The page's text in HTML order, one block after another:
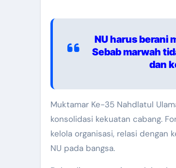
NU harus berani
Sebab marwah
dan
Muktamar Ke-35 Nahdlatul Ulama tidak boleh berhenti sebagai arena pergantian ketua umum dan
konsolidasi kekuatan cabang.
kelola organisasi, relasi dengan
NU pada bangsa.